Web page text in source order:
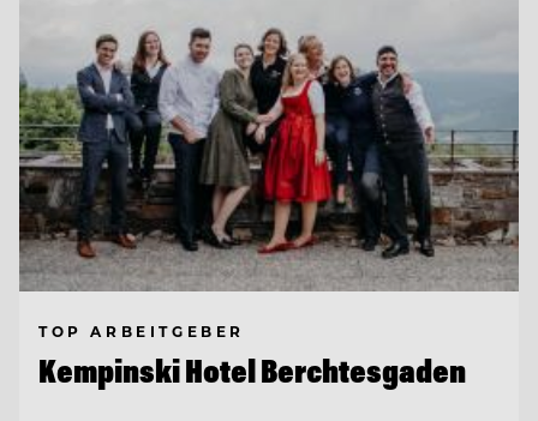
TOP ARBEITGEBER
Kempinski Hotel Berchtesgaden